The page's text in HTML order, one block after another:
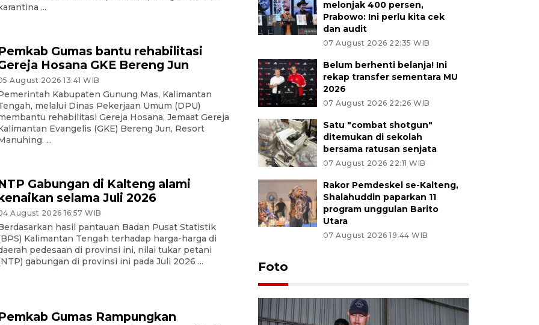
...
Gumas bantu rehabilitasi
Hosana GKE Bereng Jun
August 2026 13:41 WIB
Kabupaten Gunung Mas, Kalimantan
melalui Dinas Pekerjaan Umum (DPU)
rehabilitasi Gereja Hosana, Jemaat Gereja
Evangelis (GKE) Bereng Jun, Resort
...
Gabungan di Kalteng alami
selama Juli 2026
August 2026 16:57 WIB
hasil pantauan Badan Pusat Statistik
Kalimantan Tengah terhadap harga-harga di
pedesaan di provinsi ini, nilai tukar petani
gabungan di provinsi ini pada Juli 2026 ...
Gumas Rampungkan
melonjak 400 persen,
Prabowo: Ini perlu kita cek
dan audit
07 August 2026 22:35 WIB
Belum berhenti belanja! Ini
rekap transfer sementara MU
2026
07 August 2026 22:26 WIB
Satu "combat shotgun"
ditemukan di sekolah
bersama ratusan senjata
07 August 2026 22:11 WIB
Rakor Pemdeskel se-Kalteng,
Shalahuddin paparkan 11
program unggulan Barito
Utara
07 August 2026 19:44 WIB
Foto